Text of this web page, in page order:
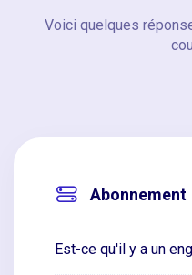
Voici quelques
Abonnement
Est-ce qu'il y a un